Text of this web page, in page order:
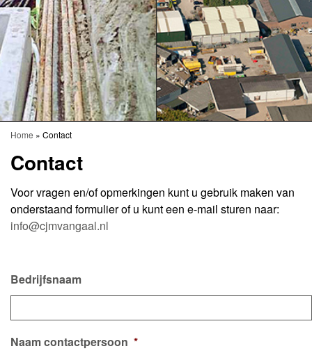
Contact
Home » Contact
Contact
Voor vragen en/of opmerkingen kunt u gebruik maken van
onderstaand formulier of u kunt een e-mail sturen naar:
info@cjmvangaal.nl
Bedrijfsnaam
Naam contactpersoon *